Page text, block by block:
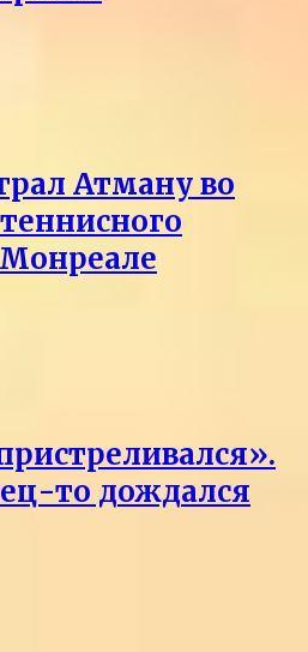
Атману во
то дождался